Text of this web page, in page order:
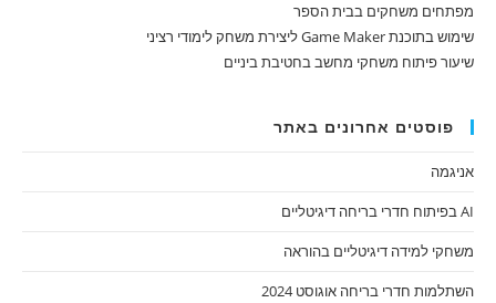
מפתחים משחקים בבית הספר
שימוש בתוכנת Game Maker ליצירת משחק לימודי רציני
שיעור פיתוח משחקי מחשב בחטיבת ביניים
פוסטים אחרונים באתר
אניגמה
AI בפיתוח חדרי בריחה דיגיטליים
משחקי למידה דיגיטליים בהוראה
השתלמות חדרי בריחה אוגוסט 2024